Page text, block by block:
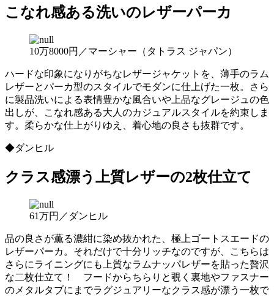
こなれ感ある洗いのレザーパーカ
10万8000円／マーシャー（タトラス ジャパン）
ハードな印象になりがちなレザージャケットを、薄手のラム
レザーとパーカ型のスタイルでモダンに仕上げた一枚。さら
に製品洗いによる表情豊かな風合いや上品なグレージュの色
出しが、こなれ感ある大人のカジュアルスタイルを約束しま
す。柔らかな仕上がりゆえ、着心地の良さも抜群です。
◆ダンヒル
クラス感漂う上質レザーの2枚仕立て
61万円／ダンヒル
品の良さが薫る濃紺に染め抜かれた、極上ゴートスエードの
レザーパーカ。それだけで十分リッチなのですが、こちらは
さらにライニングにも上質なラムナッパレザーを貼った贅沢
な二枚仕立て！ フードからちらりと覗く裏地やファスナー
のメタルタブにまでラグジュアリーなクラス感が漂う一枚で